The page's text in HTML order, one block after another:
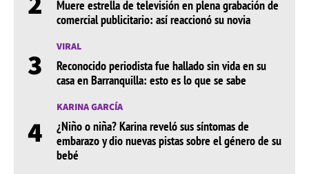
Muere estrella de televisión en plena grabación de
comercial publicitario: así reaccionó su novia
3 VIRAL
Reconocido periodista fue hallado sin vida en su
casa en Barranquilla: esto es lo que se sabe
4
KARINA GARCÍA
¿Niño o niña? Karina reveló sus síntomas de
embarazo y dio nuevas pistas sobre el género de su
bebé